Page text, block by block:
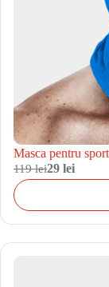
Masca pentru
119 lei29 lei